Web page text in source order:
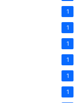
1
1
1
1
1
1